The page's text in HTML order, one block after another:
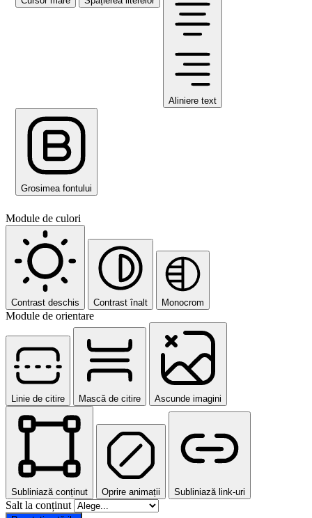
Aliniere text
Grosimea fontului
Module de culori
Contrast deschis Contrast înalt Monocrom
Module de orientare
Linie de citire Mască de citire Ascunde imagini
Subliniază conținut Oprire animații Subliniază link-uri
Salt la conținut